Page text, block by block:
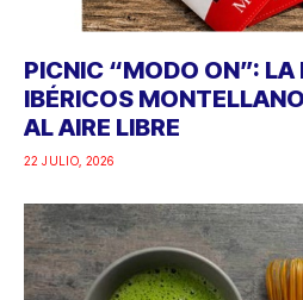
PICNIC “MODO ON”: LA
IBÉRICOS
AL AIRE LIBRE
22 JULIO, 2026